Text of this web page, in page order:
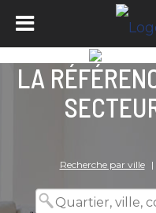
LA
Recherche par ville |